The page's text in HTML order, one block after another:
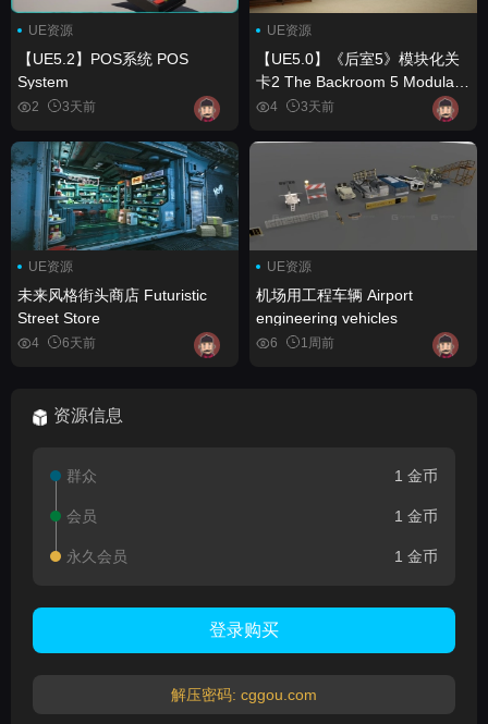
UE资源
【UE5.2】POS系统 POS
System
2 3天前
UE资源
【UE5.0】《后室5》模块化关
卡2 The Backroom 5 Modular
levels 2
4 3天前
UE资源
未来风格街头商店 Futuristic
Street Store
4 6天前
UE资源
机场用工程车辆 Airport
engineering vehicles
6 1周前
资源信息
群众 1 金币
会员 1 金币
永久会员 1 金币
登录购买
解压密码: cggou.com